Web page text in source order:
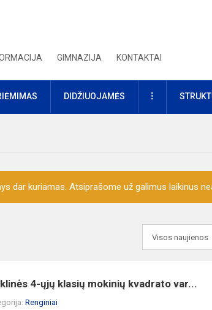
GIMNAZIJA KONTAKTAI
DIDŽIUOJAMĖS DAUGIAU
dar kuriamas. Atsiprašome už galimus laikinus
4-ųjų klasių mokinių kvadrato var...
Renginiai